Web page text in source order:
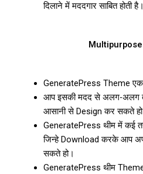
दिलाने में मददगार साबित होती है।
GeneratePress Theme
आप इसकी मदद से अलग-अलग
आसानी से Design कर सकते
GeneratePress थीम में कई
जिन्हे Download करके आप
सकते हो।
GeneratePress थीम